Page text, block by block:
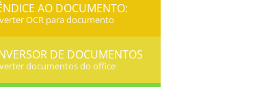
AO DOCUMENTO:
OCR para documento
DE DOCUMENTOS
documentos do office